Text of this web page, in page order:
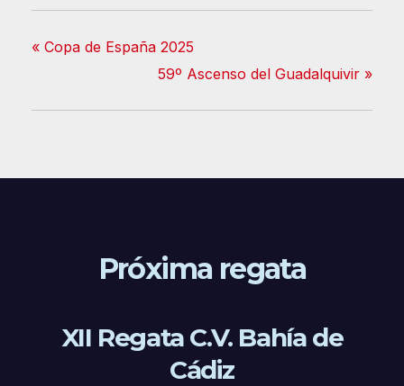
« Copa de España 2025
59º Ascenso del Guadalquivir »
Próxima regata
XII Regata C.V. Bahía de
Cádiz